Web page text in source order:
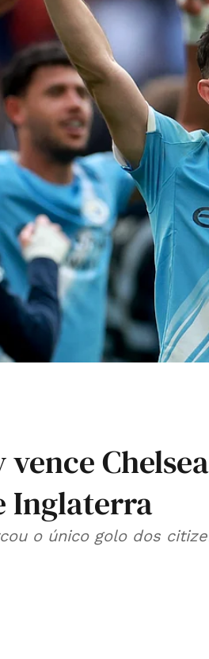
Inglaterra
o único golo dos